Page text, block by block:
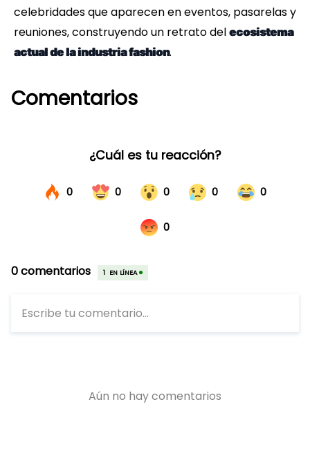
celebridades que aparecen en eventos, pasarelas y
reuniones, construyendo un retrato del ecosistema
actual de la industria fashion.
Comentarios